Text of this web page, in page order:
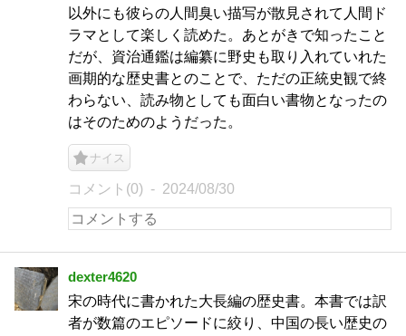
以外にも彼らの人間臭い描写が散見されて人間ド
ラマとして楽しく読めた。あとがきで知ったこと
だが、資治通鑑は編纂に野史も取り入れていれた
画期的な歴史書とのことで、ただの正統史観で終
わらない、読み物としても面白い書物となったの
はそのためのようだった。
ナイス
コメント(0) 2024/08/30
dexter4620
宋の時代に書かれた大長編の歴史書。本書では訳
者が数篇のエピソードに絞り、中国の長い歴史の